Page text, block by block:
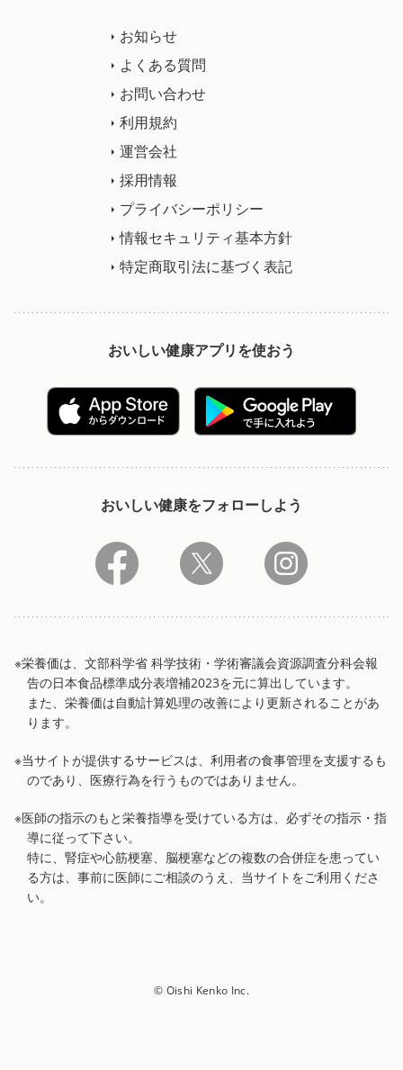
お知らせ
よくある質問
お問い合わせ
利用規約
運営会社
採用情報
プライバシーポリシー
情報セキュリティ基本方針
特定商取引法に基づく表記
おいしい健康アプリを使おう
おいしい健康をフォローしよう
※栄養価は、文部科学省 科学技術・学術審議会資源調査分科会報
告の日本食品標準成分表増補2023を元に算出しています。
また、栄養価は自動計算処理の改善により更新されることがあ
ります。
※当サイトが提供するサービスは、利用者の食事管理を支援するも
のであり、医療行為を行うものではありません。
※医師の指示のもと栄養指導を受けている方は、必ずその指示・指
導に従って下さい。
特に、腎症や心筋梗塞、脳梗塞などの複数の合併症を患ってい
る方は、事前に医師にご相談のうえ、当サイトをご利用くださ
い。
© Oishi Kenko Inc.